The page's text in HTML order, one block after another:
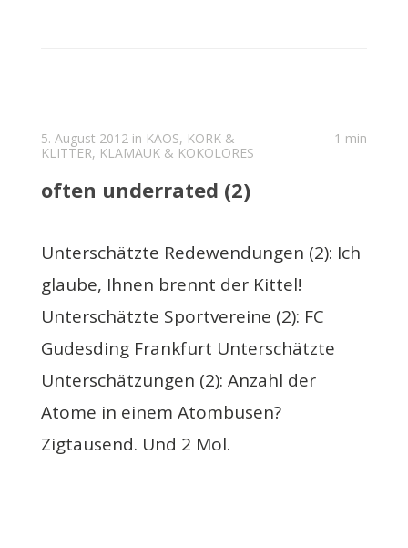
5. August 2012 in KAOS, KORK &
KLITTER, KLAMAUK & KOKOLORES
1 min
often underrated (2)
Unterschätzte Redewendungen (2): Ich
glaube, Ihnen brennt der Kittel!
Unterschätzte Sportvereine (2): FC
Gudesding Frankfurt Unterschätzte
Unterschätzungen (2): Anzahl der
Atome in einem Atombusen?
Zigtausend. Und 2 Mol.